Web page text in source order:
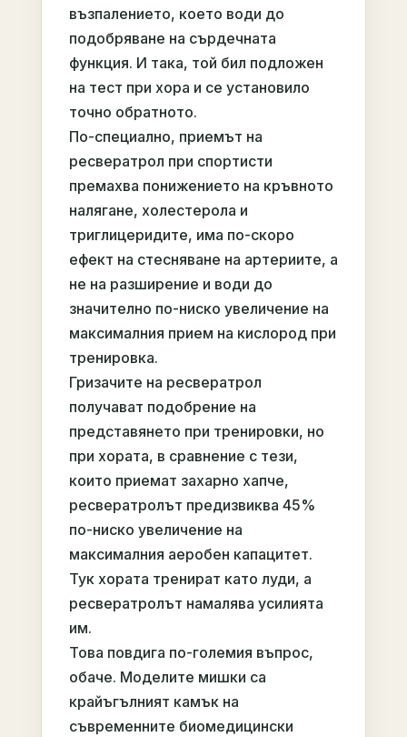
възпалението, което води до
подобряване на сърдечната
функция. И така, той бил подложен
на тест при хора и се установило
точно обратното.
По-специално, приемът на
ресвератрол при спортисти
премахва понижението на кръвното
налягане, холестерола и
триглицеридите, има по-скоро
ефект на стесняване на артериите, а
не на разширение и води до
значително по-ниско увеличение на
максималния прием на кислород при
тренировка.
Гризачите на ресвератрол
получават подобрение на
представянето при тренировки, но
при хората, в сравнение с тези,
които приемат захарно хапче,
ресвератролът предизвиква 45%
по-ниско увеличение на
максималния аеробен капацитет.
Тук хората тренират като луди, а
ресвератролът намалява усилията
им.
Това повдига по-големия въпрос,
обаче. Моделите мишки са
крайъгълният камък на
съвременните биомедицински